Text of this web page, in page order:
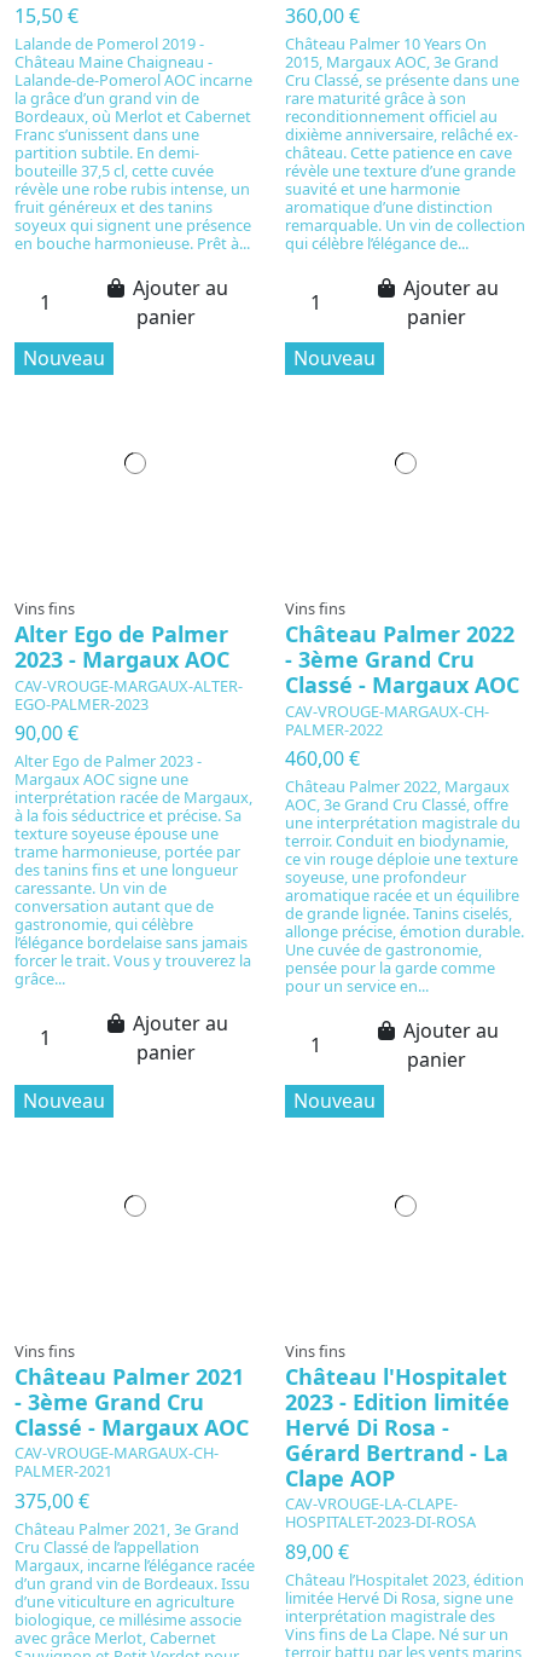
15,50 €
Lalande de Pomerol 2019 -
Château Maine Chaigneau -
Lalande-de-Pomerol AOC incarne
la grâce d’un grand vin de
Bordeaux, où Merlot et Cabernet
Franc s’unissent dans une
partition subtile. En demi-
bouteille 37,5 cl, cette cuvée
révèle une robe rubis intense, un
fruit généreux et des tanins
soyeux qui signent une présence
en bouche harmonieuse. Prêt à...
Ajouter au
panier
360,00 €
Château Palmer 10 Years On
2015, Margaux AOC, 3e Grand
Cru Classé, se présente dans une
rare maturité grâce à son
reconditionnement officiel au
dixième anniversaire, relâché ex-
château. Cette patience en cave
révèle une texture d’une grande
suavité et une harmonie
aromatique d’une distinction
remarquable. Un vin de collection
qui célèbre l’élégance de...
Ajouter au
panier
Nouveau
Vins fins
Alter Ego de Palmer
2023 - Margaux AOC
CAV-VROUGE-MARGAUX-ALTER-
EGO-PALMER-2023
90,00 €
Alter Ego de Palmer 2023 -
Margaux AOC signe une
interprétation racée de Margaux,
à la fois séductrice et précise. Sa
texture soyeuse épouse une
trame harmonieuse, portée par
des tanins fins et une longueur
caressante. Un vin de
conversation autant que de
gastronomie, qui célèbre
l’élégance bordelaise sans jamais
forcer le trait. Vous y trouverez la
grâce...
Ajouter au
panier
Nouveau
Vins fins
Château Palmer 2022
- 3ème Grand Cru
Classé - Margaux AOC
CAV-VROUGE-MARGAUX-CH-
PALMER-2022
460,00 €
Château Palmer 2022, Margaux
AOC, 3e Grand Cru Classé, offre
une interprétation magistrale du
terroir. Conduit en biodynamie,
ce vin rouge déploie une texture
soyeuse, une profondeur
aromatique racée et un équilibre
de grande lignée. Tanins ciselés,
allonge précise, émotion durable.
Une cuvée de gastronomie,
pensée pour la garde comme
pour un service en...
Ajouter au
panier
Nouveau
Vins fins
Château Palmer 2021
- 3ème Grand Cru
Classé - Margaux AOC
CAV-VROUGE-MARGAUX-CH-
PALMER-2021
375,00 €
Château Palmer 2021, 3e Grand
Cru Classé de l’appellation
Margaux, incarne l’élégance racée
d’un grand vin de Bordeaux. Issu
d’une viticulture en agriculture
biologique, ce millésime associe
avec grâce Merlot, Cabernet
Nouveau
Vins fins
Château l'Hospitalet
2023 - Edition limitée
Hervé Di Rosa -
Gérard Bertrand - La
Clape AOP
CAV-VROUGE-LA-CLAPE-
HOSPITALET-2023-DI-ROSA
89,00 €
Château l’Hospitalet 2023, édition
limitée Hervé Di Rosa, signe une
interprétation magistrale des
Vins fins de La Clape. Né sur un
terroir battu par les vents marins,